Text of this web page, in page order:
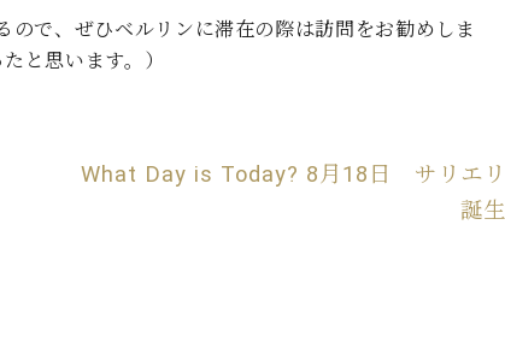
で、ぜひベルリンに滞在の際は訪問をお勧めしま
と思います。）
What Day is Today? 8月18日 サリエリ
誕生